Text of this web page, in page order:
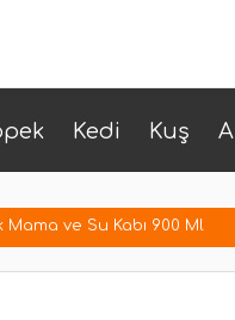
Kedi Kuş
ve Su Kabı 900 Ml